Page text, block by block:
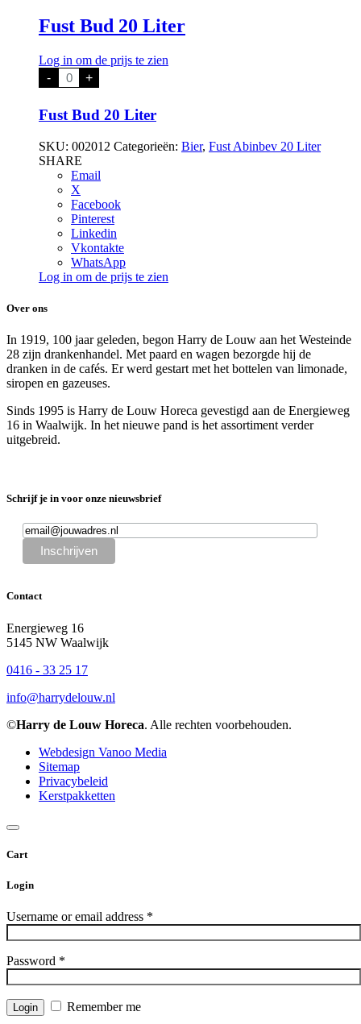
Fust Bud 20 Liter
Log in om de prijs te zien
- Fust
Bud
Liter
aantal
+
Fust Bud 20 Liter
SKU: 002012 Categorieën: Bier, Fust Abinbev 20 Liter
SHARE
Email
X
Facebook
Pinterest
Linkedin
Vkontakte
WhatsApp
Log in om de prijs te zien
Over ons
In 1919, 100 jaar geleden, begon Harry de Louw aan het Westeinde
28 zijn drankenhandel. Met paard en wagen bezorgde hij de
dranken in de cafés. Er werd gestart met het bottelen van limonade,
siropen en gazeuses.
Sinds 1995 is Harry de Louw Horeca gevestigd aan de Energieweg
16 in Waalwijk. In het nieuwe pand is het assortiment verder
uitgebreid.
Schrijf je in voor onze nieuwsbrief
Contact
Energieweg 16
5145 NW Waalwijk
0416 - 33 25 17
info@harrydelouw.nl
©Harry de Louw Horeca. Alle rechten voorbehouden.
Webdesign Vanoo Media
Sitemap
Privacybeleid
Kerstpakketten
Cart
Login
Username or email address *
Password *
Remember me